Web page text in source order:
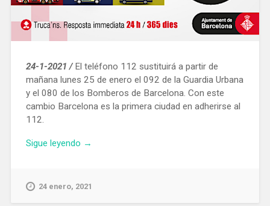
24-1-2021 /El teléfono 112 sustituirá a partir de
mañana lunes 25 de enero el 092 de la Guardia Urbana
y el 080 de los Bomberos de Barcelona. Con este
cambio Barcelona es la primera ciudad en adherirse al
112.
Sigue leyendo «El
pasa
→
24 enero, 2021